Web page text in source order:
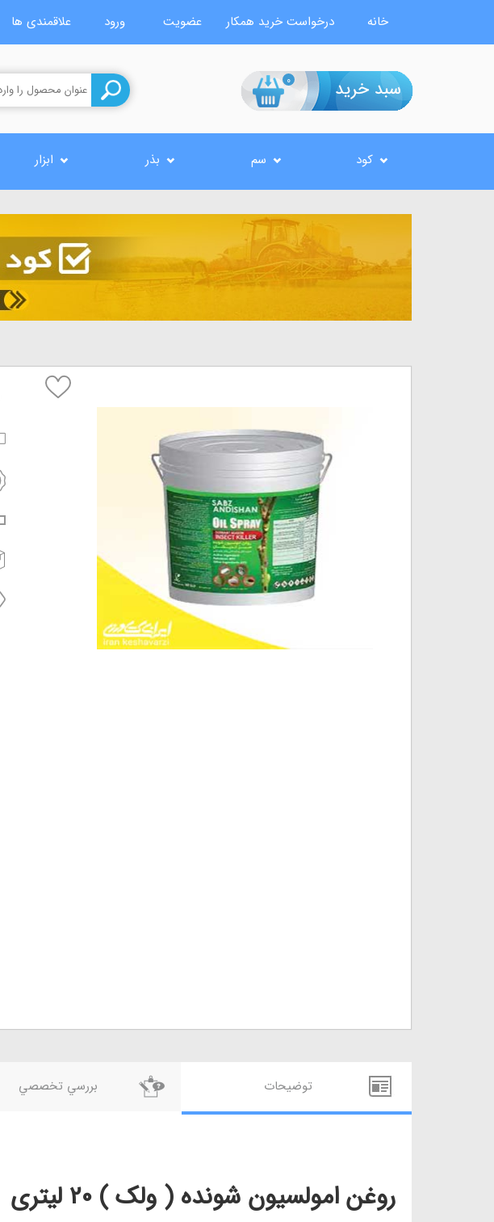
علاقمندی ها ورود عضویت درخواست خرید همکار خانه
0
کود سم بذر ابزار
توضيحات بررسي تخصصي
روغن امولسیون شونده ( ولک ) 20 لیتری